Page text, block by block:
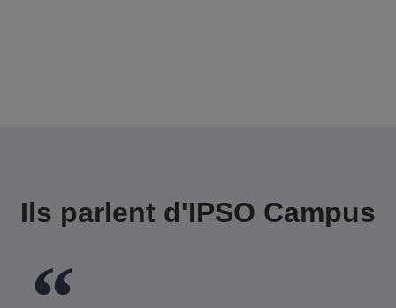
Ils parlent d'IPSO Campus